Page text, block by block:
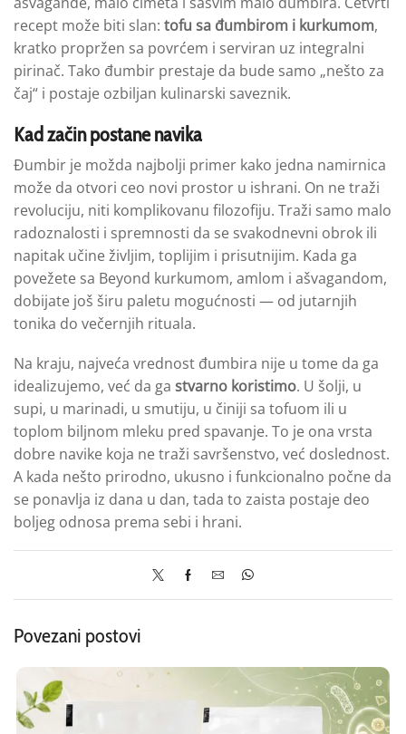
recept može biti slan: tofu sa đumbirom i kurkumom,
kratko propržen sa povrćem i serviran uz integralni
pirinač. Tako đumbir prestaje da bude samo „nešto za
čaj“ i postaje ozbiljan kulinarski saveznik.
Kad začin postane navika
Đumbir je možda najbolji primer kako jedna namirnica
može da otvori ceo novi prostor u ishrani. On ne traži
revoluciju, niti komplikovanu filozofiju. Traži samo malo
radoznalosti i spremnosti da se svakodnevni obrok ili
napitak učine življim, toplijim i prisutnijim. Kada ga
povežete sa Beyond kurkumom, amlom i ašvagandom,
dobijate još širu paletu mogućnosti — od jutarnjih
tonika do večernjih rituala.
Na kraju, najveća vrednost đumbira nije u tome da ga
idealizujemo, već da ga stvarno koristimo. U šolji, u
supi, u marinadi, u smutiju, u činiji sa tofuom ili u
toplom biljnom mleku pred spavanje. To je ona vrsta
dobre navike koja ne traži savršenstvo, već doslednost.
A kada nešto prirodno, ukusno i funkcionalno počne da
se ponavlja iz dana u dan, tada to zaista postaje deo
boljeg odnosa prema sebi i hrani.
Povezani postovi